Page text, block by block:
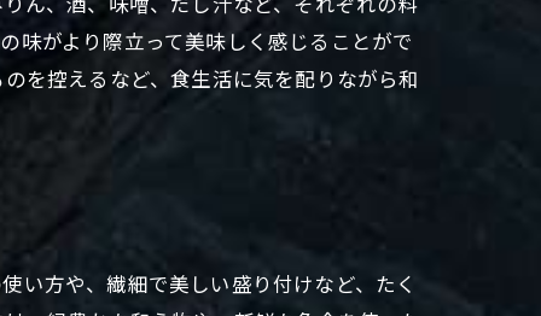
味がより際立って美味しく感じることがで
を控えるなど、食生活に気を配りながら和
い方や、繊細で美しい盛り付けなど、たく